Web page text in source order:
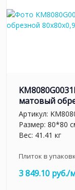
матовый
Артикул:
Размер: 80*80
Вес: 41.41 кг
Плиток в
3 849.10 руб./